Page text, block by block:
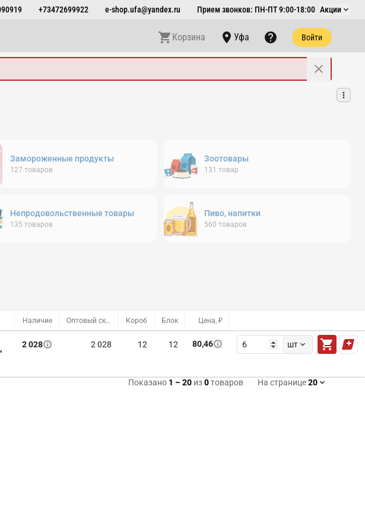
+73472699922 e-shop.ufa@yandex.ru Прием звонков: ПН-ПТ 9:00-18:00 Акции
Корзина Уфа Войти
Замороженные продукты
127 товаров
Зоотовары
131 товар
Непродовольственные товары
135 товаров
Пиво, напитки
560 товаров
Наличие Оптовый склад Короб Блок Цена, ₽
2 028 2 028 12 12 80,46 шт
Показано 1 –20 из0товаров На странице20